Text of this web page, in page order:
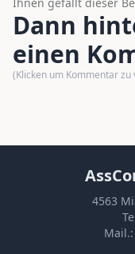
Dann
einen
(Klicken um Kommentar zu
4563
Mail.: